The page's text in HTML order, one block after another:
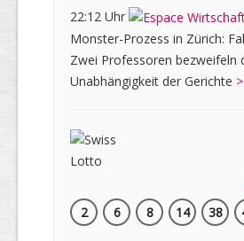
22:12 Uhr
Monster-Prozess in Zürich:
Zwei Professoren bezweifeln
Unabhängigkeit der Gerichte
2
6 8 14 38